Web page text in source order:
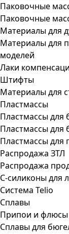
Паковочные
Паковочные
Материалы для
Материалы для
моделей
Лаки
Штифты
Материалы для
Пластмассы
Пластмассы для
Пластмассы для
Пластмассы для
Распродажа ЗТЛ
Распродажа
С-силиконы для
Система Telio
Сплавы
Припои и флюсы
Сплавы для